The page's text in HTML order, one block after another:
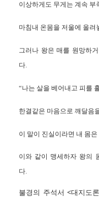
이상하게도 무게는 계속 부
마침내 온몸을 저울에 올
그러나 왕은 매를 원망하
다.
“나는 살을 베어내고 피를
한결같은 마음으로 깨달음
이 말이 진실이라면 내 몸
이와 같이 맹세하자 왕의
다.
불경의 주석서 <대지도